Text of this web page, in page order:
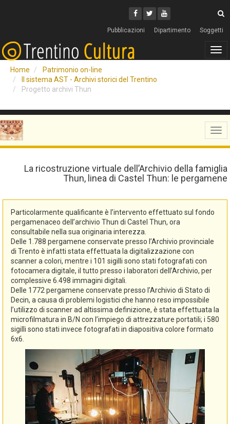
Facebook
Twitter
Youtube
Pubblicazioni Dipartimento Soggetti
Home
Patrimonio on-line
Il sistema AST - Archivi storici del Trentino
Progetto archivi Thun
La ricostruzione virtuale dell’Archivio della famiglia
Thun, linea di Castel Thun: le pergamene
Particolarmente qualificante è l’intervento effettuato sul fondo
pergamenaceo dell’archivio Thun di Castel Thun, ora
consultabile nella sua originaria interezza.
Delle 1.788 pergamene conservate presso l’Archivio provinciale
di Trento è infatti stata effettuata la digitalizzazione con
scanner a colori, mentre i 101 sigilli sono stati fotografati con
fotocamera digitale, il tutto presso i laboratori dell’Archivio, per
complessive 6.498 immagini digitali.
Delle 1772 pergamene conservate presso l’Archivio di Stato di
Decin, a causa di problemi logistici che hanno reso impossibile
l’utilizzo di scanner ad altissima definizione, è stata effettuata la
microfilmatura in B/N con l’impiego di attrezzature portatili; i 580
sigilli sono stati invece fotografati in diapositiva colore formato
6x6.